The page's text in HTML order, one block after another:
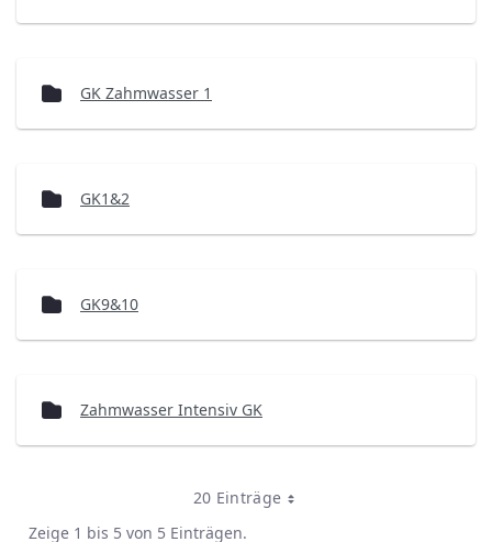
GK Zahmwasser 1
GK1&2
GK9&10
Zahmwasser Intensiv GK
20 Einträge
Zeige 1 bis 5 von 5 Einträgen.